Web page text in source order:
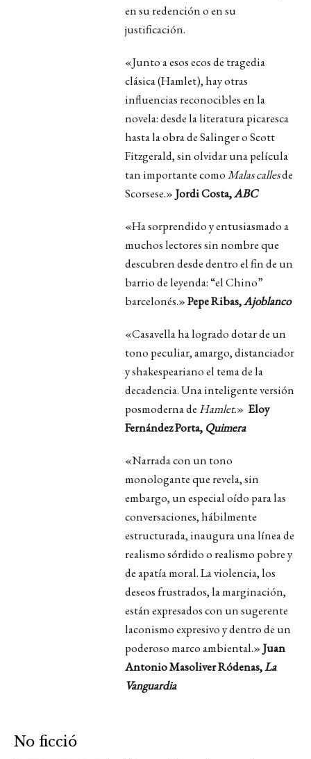
en su redención o en su
justificación.
«Junto a esos ecos de tragedia
clásica (Hamlet), hay otras
influencias reconocibles en la
novela: desde la literatura picaresca
hasta la obra de Salinger o Scott
Fitzgerald, sin olvidar una película
tan importante comoMalas callesde
Scorsese.» Jordi Costa,ABC
«Ha sorprendido y entusiasmado a
muchos lectores sin nombre que
descubren desde dentro el fin de un
barrio de leyenda: “el Chino”
barcelonés.»Pepe Ribas,Ajoblanco
«Casavella ha logrado dotar de un
tono peculiar, amargo, distanciador
y shakespeariano el tema de la
decadencia. Una inteligente versión
posmoderna de Hamlet.» Eloy
Fernández Porta, Quimera
«Narrada con un tono
monologante que revela, sin
embargo, un especial oído para las
conversaciones, hábilmente
estructurada, inaugura una línea de
realismo sórdido o realismo pobre y
de apatía moral. La violencia, los
deseos frustrados, la marginación,
están expresados con un sugerente
laconismo expresivo y dentro de un
poderoso marco ambiental.» Juan
Antonio Masoliver Ródenas,La
Vanguardia
No ficció